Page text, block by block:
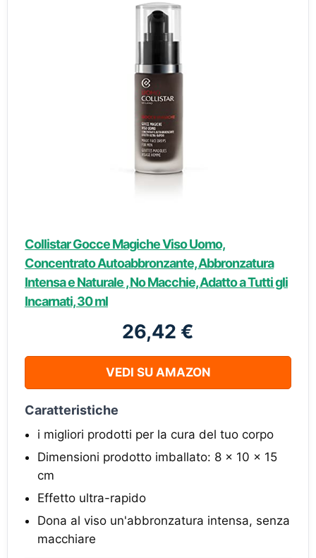
Collistar Gocce Magiche Viso Uomo,
Concentrato Autoabbronzante, Abbronzatura
Intensa e Naturale , No Macchie, Adatto a Tutti gli
Incarnati, 30 ml
26,42 €
VEDI SU AMAZON
Caratteristiche
i migliori prodotti per la cura del tuo corpo
Dimensioni prodotto imballato: 8 x 10 x 15
cm
Effetto ultra-rapido
Dona al viso un'abbronzatura intensa, senza
macchiare